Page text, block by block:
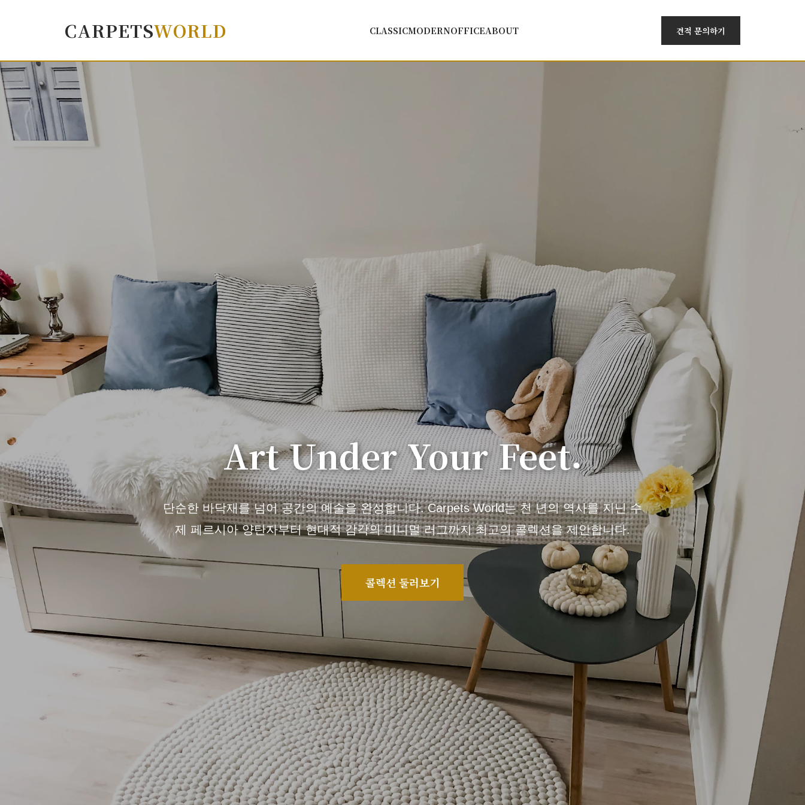
CARPETSWORLD CLASSICMODERNOFFICEABOUT 견적 문의하기
Art Under Your Feet.
단순한 바닥재를 넘어 공간의 예술을 완성합니다. Carpets World는 천 년의 역사를 지닌 수
제 페르시아 양탄자부터 현대적 감각의 미니멀 러그까지 최고의 콜렉션을 제안합니다.
콜렉션 둘러보기